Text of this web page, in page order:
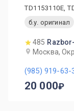
TD1153110E,
б.у. оригинал
485
Москва,
(985) 919-63-
20 000